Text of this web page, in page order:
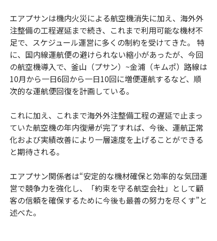
エアプサンは機内火災による航空機消失に加え、海外外
注整備の工程遅延まで続き、これまで利用可能な機材不
足で、スケジュール運営に多くの制約を受けてきた。 特
に、国内線運航便の避けられない縮小があったが、今回
の航空機導入で、釜山（プサン）~金浦（キムポ）路線は
10月から一日6回から一日10回に増便運航するなど、順
次的な運航便回復を計画している。
これに加え、これまで海外外注整備工程の遅延で止まっ
ていた航空機の年内復帰が完了すれば、今後、運航正常
化および実績改善により一層速度を上げることができる
と期待される。
エアプサン関係者は“安定的な機材確保と効率的な気団運
営で競争力を強化し、「約束を守る航空会社」として顧
客の信頼を確保するために今後も最善の努力を尽くす”と
述べた。